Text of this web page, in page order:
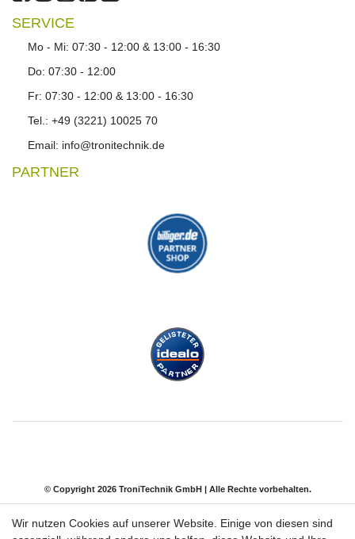
SERVICE
Mo - Mi: 07:30 - 12:00 & 13:00 - 16:30
Do: 07:30 - 12:00
Fr: 07:30 - 12:00 & 13:00 - 16:30
Tel.: +49 (3221) 10025 70
Email: info@tronitechnik.de
PARTNER
© Copyright 2026 TroniTechnik GmbH | Alle Rechte vorbehalten.
Impressum Daten­schutz­erklärung AGB
Wir nutzen Cookies auf unserer Website. Einige von diesen sind